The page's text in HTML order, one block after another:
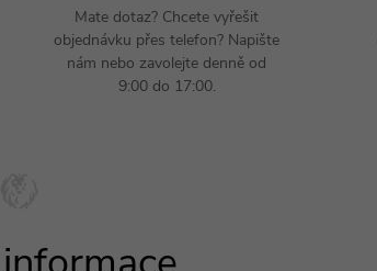
Mate dotaz? Chcete vyřešit
objednávku přes telefon? Napište
nám nebo zavolejte denně od
9:00 do 17:00.